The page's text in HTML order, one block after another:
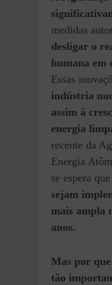
medidas
desligar o
humana em
Essas
indústria
assim à
energia
recente da
Energia
se espera que
sejam
mais ampla
anos.
Mas por que
tão